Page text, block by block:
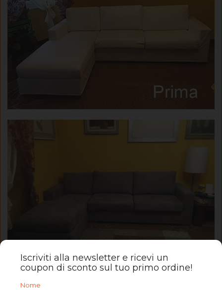
Iscriviti alla newsletter e ricevi un
coupon di sconto sul tuo primo ordine!
Nome